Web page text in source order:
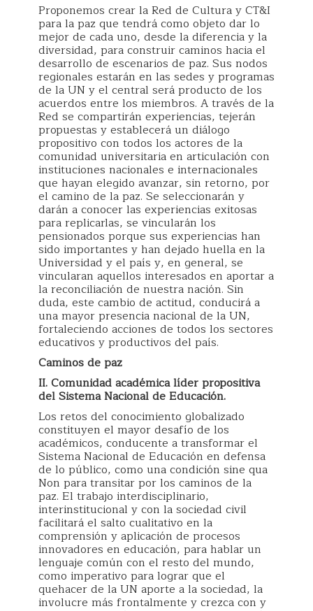
Proponemos crear la Red de Cultura y CT&I
para la paz que tendrá como objeto dar lo
mejor de cada uno, desde la diferencia y la
diversidad, para construir caminos hacia el
desarrollo de escenarios de paz. Sus nodos
regionales estarán en las sedes y programas
de la UN y el central será producto de los
acuerdos entre los miembros. A través de la
Red se compartirán experiencias, tejerán
propuestas y establecerá un diálogo
propositivo con todos los actores de la
comunidad universitaria en articulación con
instituciones nacionales e internacionales
que hayan elegido avanzar, sin retorno, por
el camino de la paz. Se seleccionarán y
darán a conocer las experiencias exitosas
para replicarlas, se vincularán los
pensionados porque sus experiencias han
sido importantes y han dejado huella en la
Universidad y el país y, en general, se
vincularan aquellos interesados en aportar a
la reconciliación de nuestra nación. Sin
duda, este cambio de actitud, conducirá a
una mayor presencia nacional de la UN,
fortaleciendo acciones de todos los sectores
educativos y productivos del país.
Caminos de paz
II. Comunidad académica líder propositiva
del Sistema Nacional de Educación.
Los retos del conocimiento globalizado
constituyen el mayor desafío de los
académicos, conducente a transformar el
Sistema Nacional de Educación en defensa
de lo público, como una condición sine qua
Non para transitar por los caminos de la
paz. El trabajo interdisciplinario,
interinstitucional y con la sociedad civil
facilitará el salto cualitativo en la
comprensión y aplicación de procesos
innovadores en educación, para hablar un
lenguaje común con el resto del mundo,
como imperativo para lograr que el
quehacer de la UN aporte a la sociedad, la
involucre más frontalmente y crezca con y